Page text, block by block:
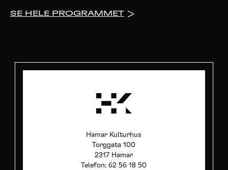
SE HELE PROGRAMMET >
Hamar Kulturhus
Torggata 100
2317 Hamar
Telefon: 62 56 18 50